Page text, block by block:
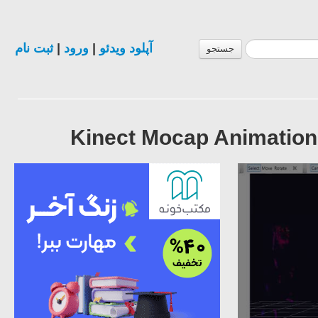
جستجو آپلود ویدئو ورود |ثبت نام
Kinect Mocap